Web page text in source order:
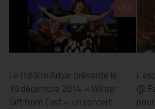
Le théâtre Adyar présente le
19 décembre 2014 « Winter
Gift from East », un concert
@